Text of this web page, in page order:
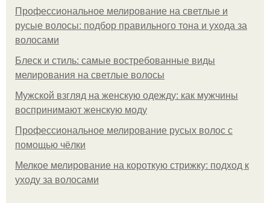
Профессиональное мелирование на светлые и
русые волосы: подбор правильного тона и ухода за
волосами
Блеск и стиль: самые востребованные виды
мелирования на светлые волосы
Мужской взгляд на женскую одежду: как мужчины
воспринимают женскую моду
Профессиональное мелирование русых волос с
помощью чёлки
Мелкое мелирование на короткую стрижку: подход к
уходу за волосами